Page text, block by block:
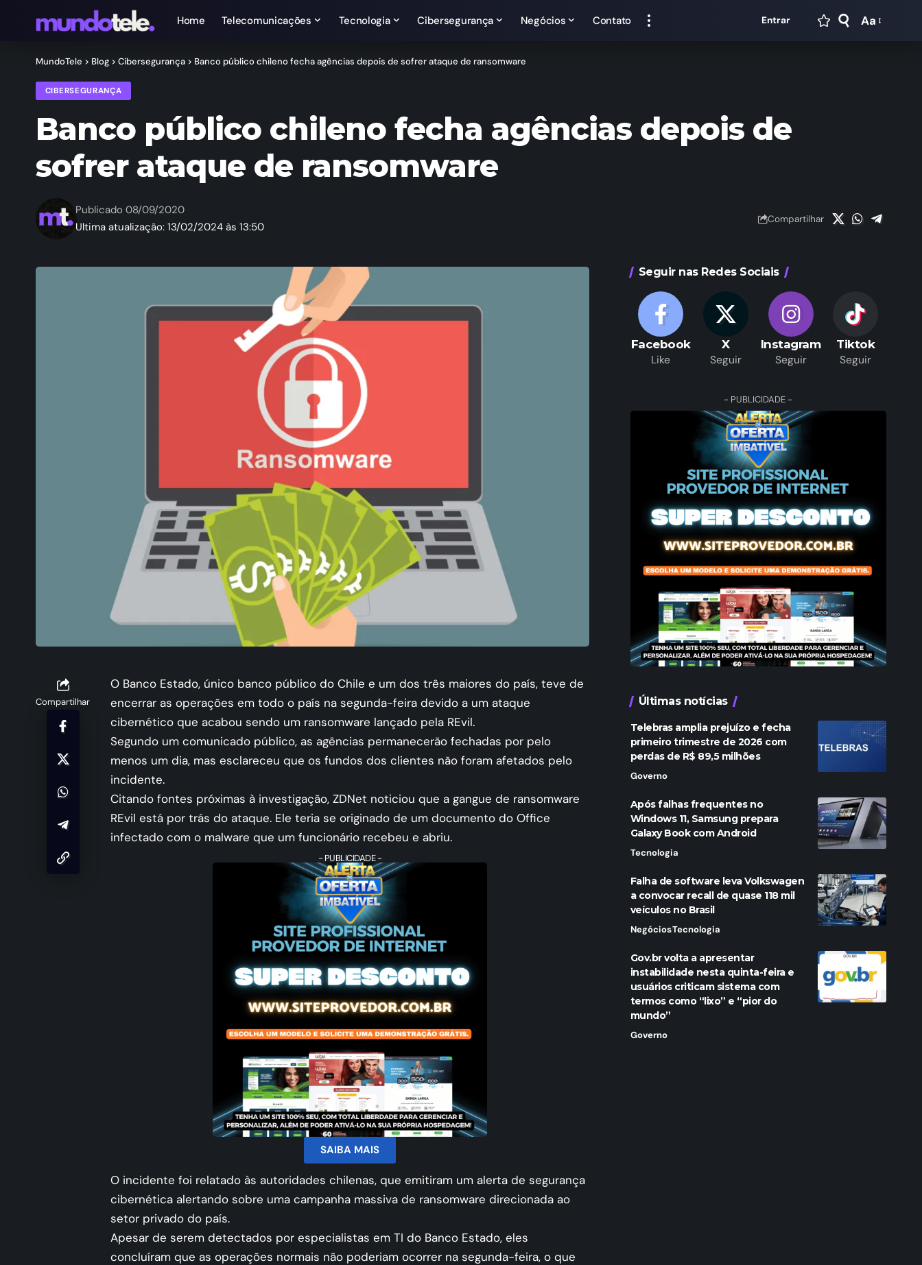
Home Telecomunicações Tecnologia Cibersegurança Negócios Contato Entrar Aa
MundoTele > Blog > Cibersegurança > Banco público chileno fecha agências depois de sofrer ataque de ransomware
CIBERSEGURANÇA
Banco público chileno fecha agências depois de
sofrer ataque de ransomware
Ultima atualização: 13/02/2024 às 13:50
Publicado 08/09/2020
Compartilhar
Compartilhar
O Banco Estado, único banco público do Chile e um dos três maiores do país, teve de
encerrar as operações em todo o país na segunda-feira devido a um ataque
cibernético que acabou sendo um ransomware lançado pela REvil.
Segundo um comunicado público, as agências permanecerão fechadas por pelo
menos um dia, mas esclareceu que os fundos dos clientes não foram afetados pelo
incidente.
Citando fontes próximas à investigação, ZDNet noticiou que a gangue de ransomware
REvil está por trás do ataque. Ele teria se originado de um documento do Office
infectado com o malware que um funcionário recebeu e abriu.
- PUBLICIDADE -
SAIBA MAIS
O incidente foi relatado às autoridades chilenas, que emitiram um alerta de segurança
cibernética alertando sobre uma campanha massiva de ransomware direcionada ao
setor privado do país.
Apesar de serem detectados por especialistas em TI do Banco Estado, eles
concluíram que as operações normais não poderiam ocorrer na segunda-feira, o que
Seguir nas Redes Sociais
Facebook
Like
X
Seguir
Instagram
Seguir
Tiktok
Seguir
- PUBLICIDADE -
Últimas notícias
Telebras amplia prejuízo e fecha
primeiro trimestre de 2026 com
perdas de R$ 89,5 milhões
Governo
Após falhas frequentes no
Windows 11, Samsung prepara
Galaxy Book com Android
Tecnologia
Falha de software leva Volkswagen
a convocar recall de quase 118 mil
veículos no Brasil
NegóciosTecnologia
Gov.br volta a apresentar
instabilidade nesta quinta-feira e
usuários criticam sistema com
termos como “lixo” e “pior do
mundo”
Governo